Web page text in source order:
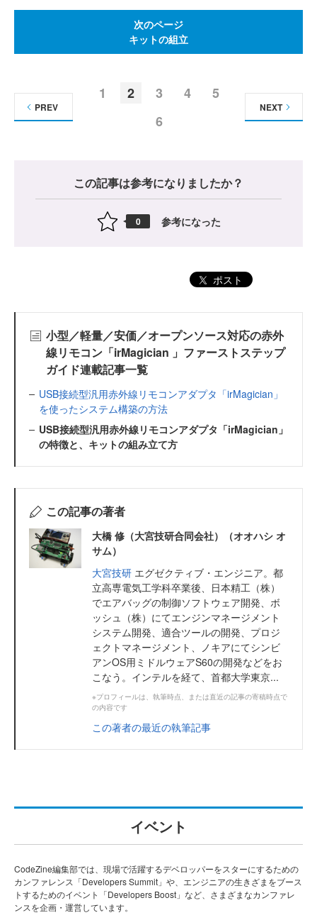
次のページ
キットの組立
1 2 3 4
5
6
PREV NEXT
この記事は参考になりましたか？
0 参考になった
ポスト
小型／軽量／安価／オープンソース対応の赤外
線リモコン「irMagician 」ファーストステップ
ガイド連載記事一覧
USB接続型汎用赤外線リモコンアダプタ「irMagician」
を使ったシステム構築の方法
USB接続型汎用赤外線リモコンアダプタ「irMagician」
の特徴と、キットの組み立て方
この記事の著者
大橋 修（大宮技研合同会社）（オオハシ オ
サム）
大宮技研 エグゼクティブ・エンジニア。都
立高専電気工学科卒業後、日本精工（株）
でエアバッグの制御ソフトウェア開発、ボ
ッシュ（株）にてエンジンマネージメント
システム開発、適合ツールの開発、プロジ
ェクトマネージメント、ノキアにてシンビ
アンOS用ミドルウェアS60の開発などをお
こなう。インテルを経て、首都大学東京...
※プロフィールは、執筆時点、または直近の記事の寄稿時点で
の内容です
この著者の最近の執筆記事
イベント
CodeZine編集部では、現場で活躍するデベロッパーをスターにするための
カンファレンス「Developers Summit」や、エンジニアの生きざまをブース
トするためのイベント「Developers Boost」など、さまざまなカンファレ
ンスを企画・運営しています。